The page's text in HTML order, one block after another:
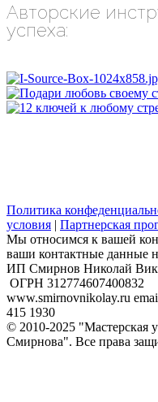
Авторские
успеха:
Политика
условия | Партнерская
Мы относимся к вашей
ваши контактные данные
​ИП Смирнов Николай
ОГРН 312774607400832
www.smirnovnikolay.ru
415 1930
© 2010-2025 "Мастерская
Смирнова". Все права